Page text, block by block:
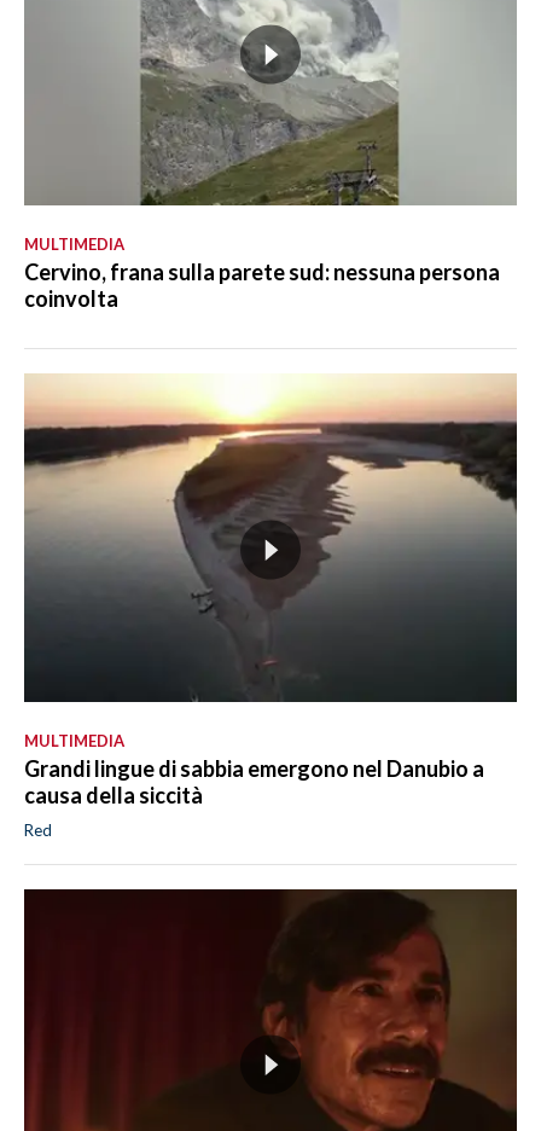
MULTIMEDIA
Cervino, frana sulla parete sud: nessuna persona
coinvolta
MULTIMEDIA
Grandi lingue di sabbia emergono nel Danubio a
causa della siccità
Red